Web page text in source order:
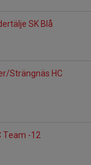
SK Blå
Strängnäs HC
Team -12